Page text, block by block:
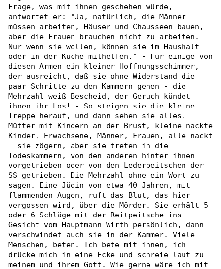
Frage, was mit ihnen geschehen würde,
antwortet er: "Ja, natürlich, die Männer
müssen arbeiten, Häuser und Chausseen bauen,
aber die Frauen brauchen nicht zu arbeiten.
Nur wenn sie wollen, können sie im Haushalt
oder in der Küche mithelfen." - Für einige von
diesen Armen ein kleiner Hoffnungsschimmer,
der ausreicht, daß sie ohne Widerstand die
paar Schritte zu den Kammern gehen - die
Mehrzahl weiß Bescheid, der Geruch kündet
ihnen ihr Los! - So steigen sie die kleine
Treppe herauf, und dann sehen sie alles.
Mütter mit Kindern an der Brust, kleine nackte
Kinder, Erwachsene, Männer, Frauen, alle nackt
- sie zögern, aber sie treten in die
Todeskammern, von den anderen hinter ihnen
vorgetrieben oder von den Lederpeitschen der
SS getrieben. Die Mehrzahl ohne ein Wort zu
sagen. Eine Jüdin von etwa 40 Jahren, mit
flammenden Augen, ruft das Blut, das hier
vergossen wird, über die Mörder. Sie erhält 5
oder 6 Schläge mit der Reitpeitsche ins
Gesicht vom Hauptmann Wirth persönlich, dann
verschwindet auch sie in der Kammer. Viele
Menschen, beten. Ich bete mit ihnen, ich
drücke mich in eine Ecke und schreie laut zu
meinem und ihrem Gott. Wie gerne wäre ich mit